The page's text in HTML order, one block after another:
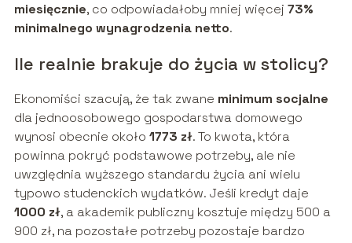
miesięcznie, co odpowiadałoby mniej więcej 73%
minimalnego wynagrodzenia netto.
Ile realnie brakuje do życia w stolicy?
Ekonomiści szacują, że tak zwane minimum socjalne
dla jednoosobowego gospodarstwa domowego
wynosi obecnie około 1773 zł. To kwota, która
powinna pokryć podstawowe potrzeby, ale nie
uwzględnia wyższego standardu życia ani wielu
typowo studenckich wydatków. Jeśli kredyt daje
1000 zł, a akademik publiczny kosztuje między 500 a
900 zł, na pozostałe potrzeby pozostaje bardzo